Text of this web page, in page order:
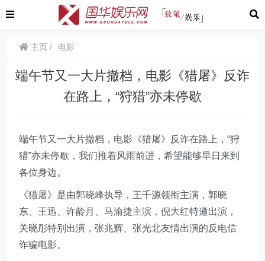
主页 电影
端午节又一大片撤档，电影《猎屠》反诈
在路上，“狩猎”亦未停歇
端午节又一大片撤档，电影 《猎屠》
反诈在路上，“狩
猎”亦未停歇，我们推着风雨前进，希望能够早日来到
各位身边。
《猎屠》是由郭晓峰执导，王千源领衔主演，郭晓
东、王迅、许龄月、马渝捷主演，倪大红特邀出演，
关晓彤特别出演，张兆辉、张光北友情出演的反电信
诈骗电影。